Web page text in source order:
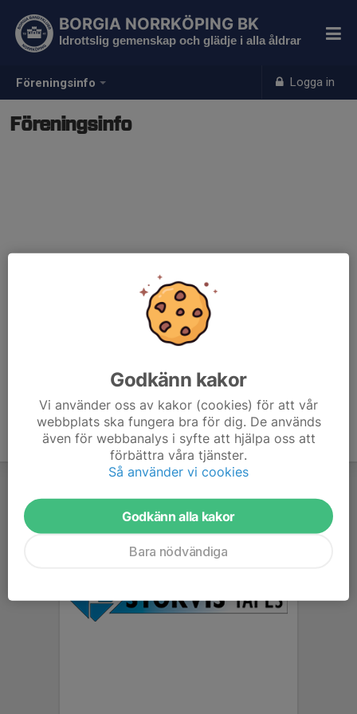
Föreningsinfo Logga in
BORGIA NORRKÖPING BK
Idrottslig gemenskap och glädje i alla åldrar
Föreningsinfo
Godkänn kakor
Vi använder oss av kakor (cookies) för att vår
webbplats ska fungera bra för dig. De används
även för webbanalys i syfte att hjälpa oss att
förbättra våra tjänster.
Så använder vi cookies
Godkänn alla kakor
Bara nödvändiga